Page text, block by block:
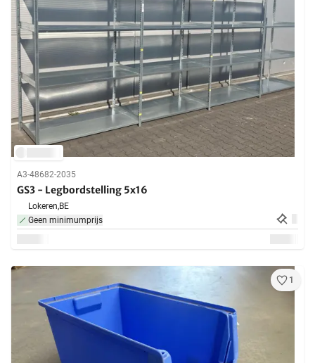
A3-48682-2035
GS3 - Legbordstelling 5x16
Lokeren,BE
Geen minimumprijs
1